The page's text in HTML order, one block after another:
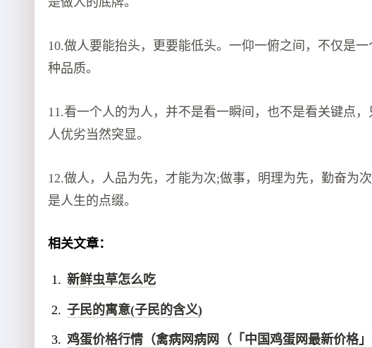
10.做人要能抬头，更要能低头。一仰一俯之间，不仅是
种品质。
11.看一个人的为人，并不是看一瞬间，也不是看关键点
人优劣当然突显。
12.做人，人品为先，才能为次;做事，明理为先，勤奋为
是人生的点缀。
相关文章：
新鲜虫草怎么吃
子民的寓意(子民的含义)
鸡蛋价格行情（禽病网病网（「中国鸡蛋网最新价格」